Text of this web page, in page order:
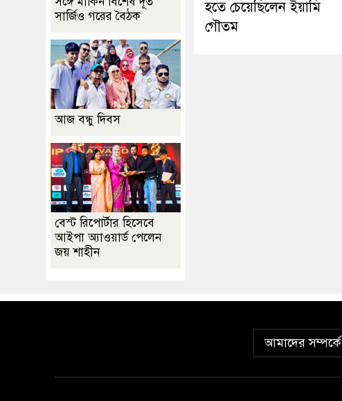
হতে চেয়েছিলেন ইয়ামি
গৌতম
সার্জিও গরের বৈঠক
আজ বন্ধু দিবস
বেস্ট রিপোর্টার হিসেবে
আইপা অ্যাওয়ার্ড পেলেন
জয় শাহীন
আমাদের সম্পর্কে